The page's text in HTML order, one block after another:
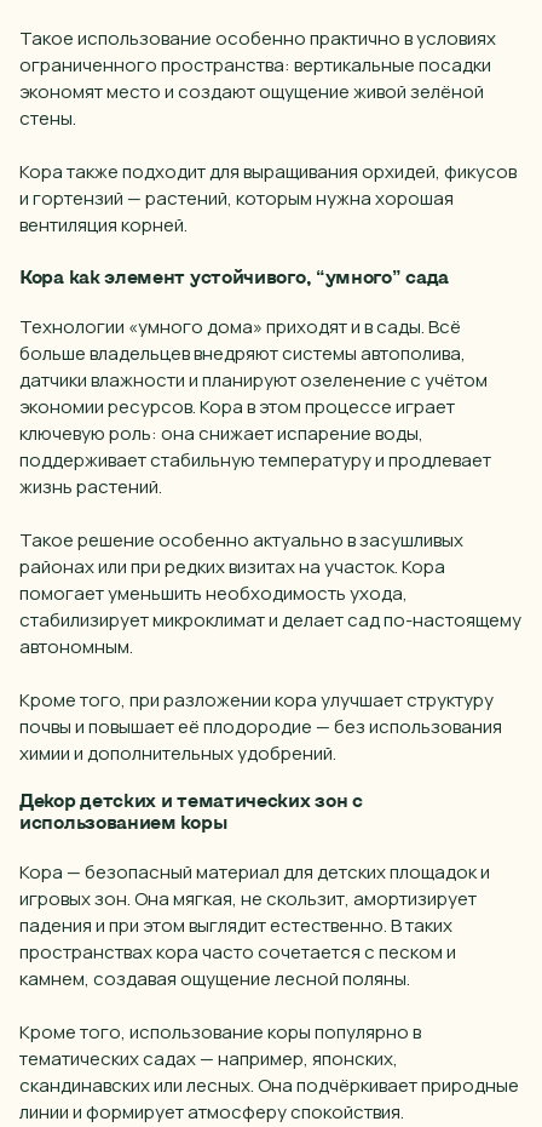
Такое использование особенно практично в условиях
ограниченного пространства: вертикальные посадки
экономят место и создают ощущение живой зелёной
стены.
Кора также подходит для выращивания орхидей, фикусов
и гортензий — растений, которым нужна хорошая
вентиляция корней.
Кора как элемент устойчивого, “умного” сада
Технологии «умного дома» приходят и в сады. Всё
больше владельцев внедряют системы автополива,
датчики влажности и планируют озеленение с учётом
экономии ресурсов. Кора в этом процессе играет
ключевую роль: она снижает испарение воды,
поддерживает стабильную температуру и продлевает
жизнь растений.
Такое решение особенно актуально в засушливых
районах или при редких визитах на участок. Кора
помогает уменьшить необходимость ухода,
стабилизирует микроклимат и делает сад по-настоящему
автономным.
Кроме того, при разложении кора улучшает структуру
почвы и повышает её плодородие — без использования
химии и дополнительных удобрений.
Декор детских и тематических зон с
использованием коры
Кора — безопасный материал для детских площадок и
игровых зон. Она мягкая, не скользит, амортизирует
падения и при этом выглядит естественно. В таких
пространствах кора часто сочетается с песком и
камнем, создавая ощущение лесной поляны.
Кроме того, использование коры популярно в
тематических садах — например, японских,
скандинавских или лесных. Она подчёркивает природные
линии и формирует атмосферу спокойствия.